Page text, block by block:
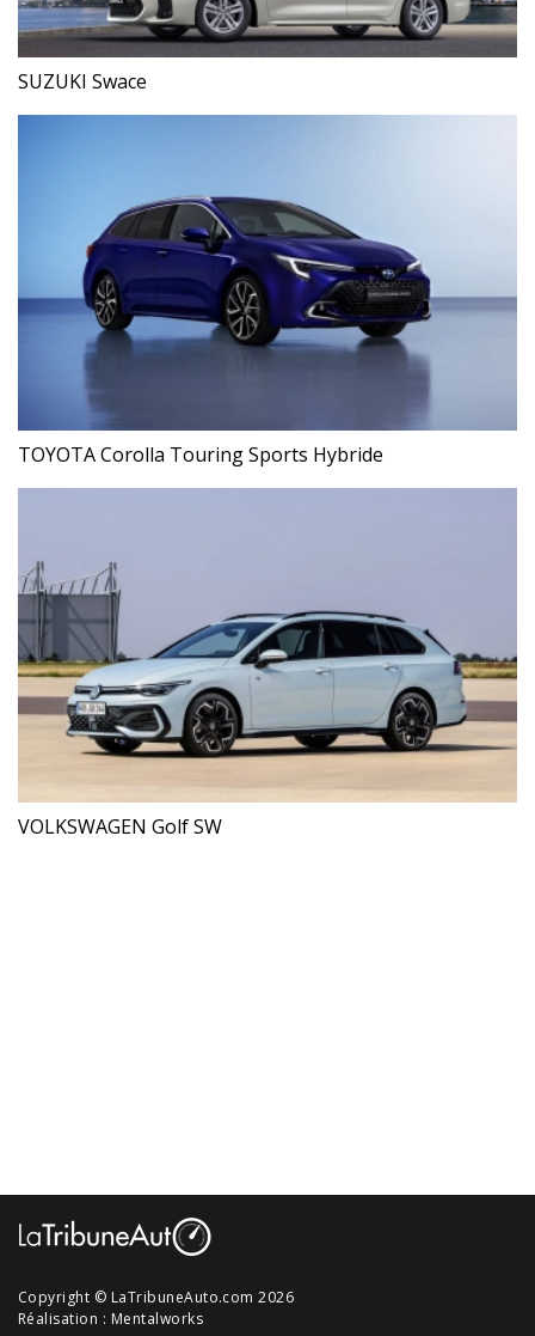
SUZUKI Swace
TOYOTA Corolla Touring Sports Hybride
VOLKSWAGEN Golf SW
Copyright © LaTribuneAuto.com 2026
Réalisation : Mentalworks